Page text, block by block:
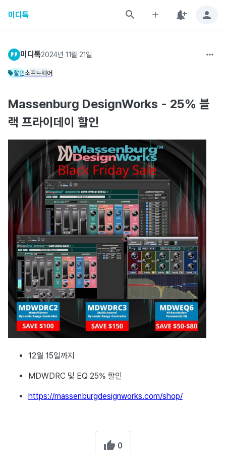
미디톡
미디톡2024년 11월 21일
할인소프트웨어
Massenburg DesignWorks - 25% 블
랙 프라이데이 할인
12월 15일까지
MDWDRC 및 EQ 25% 할인
https://massenburgdesignworks.com/shop/
0